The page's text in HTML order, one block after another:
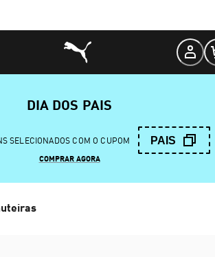
DIA DOS PAIS
SELECIONADOS COM O CUPOM PAIS
COMPRAR AGORA